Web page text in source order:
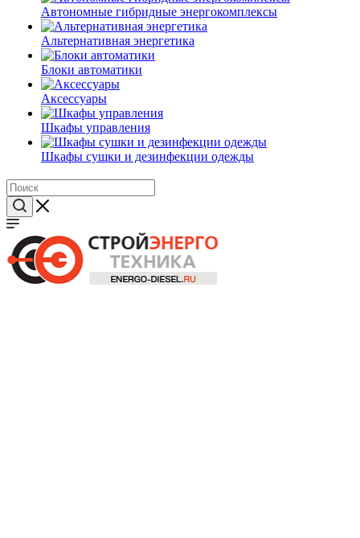
Автономные гибридные энергокомплексы
Альтернативная энергетика
Блоки автоматики
Аксессуары
Шкафы управления
Шкафы сушки и дезинфекции одежды